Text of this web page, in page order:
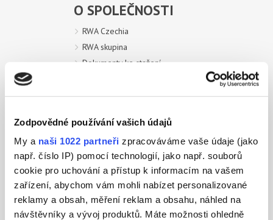
Zodpovědné používání vašich údajů
My a naši 1022 partneři zpracováváme vaše údaje (jako
např. číslo IP) pomocí technologií, jako např. souborů
cookie pro uchování a přístup k informacím na vašem
zařízení, abychom vám mohli nabízet personalizované
reklamy a obsah, měření reklam a obsahu, náhled na
návštěvníky a vývoj produktů. Máte možnosti ohledně
O SPOLEČNOSTI
RWA Czechia
RWA skupina
Dokumenty ke stažení
HNOJIVA
OCHRANA ROSTLIN
AKTUALITY